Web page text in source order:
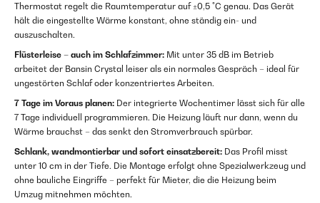
Thermostat regelt die Raumtemperatur auf ±0,5 °C genau. Das Gerät
hält die eingestellte Wärme konstant, ohne ständig ein- und
auszuschalten.
Flüsterleise – auch im Schlafzimmer: Mit unter 35 dB im Betrieb
arbeitet der Bansin Crystal leiser als ein normales Gespräch – ideal für
ungestörten Schlaf oder konzentriertes Arbeiten.
7 Tage im Voraus planen: Der integrierte Wochentimer lässt sich für alle
7 Tage individuell programmieren. Die Heizung läuft nur dann, wenn du
Wärme brauchst – das senkt den Stromverbrauch spürbar.
Schlank, wandmontierbar und sofort einsatzbereit: Das Profil misst
unter 10 cm in der Tiefe. Die Montage erfolgt ohne Spezialwerkzeug und
ohne bauliche Eingriffe – perfekt für Mieter, die die Heizung beim
Umzug mitnehmen möchten.